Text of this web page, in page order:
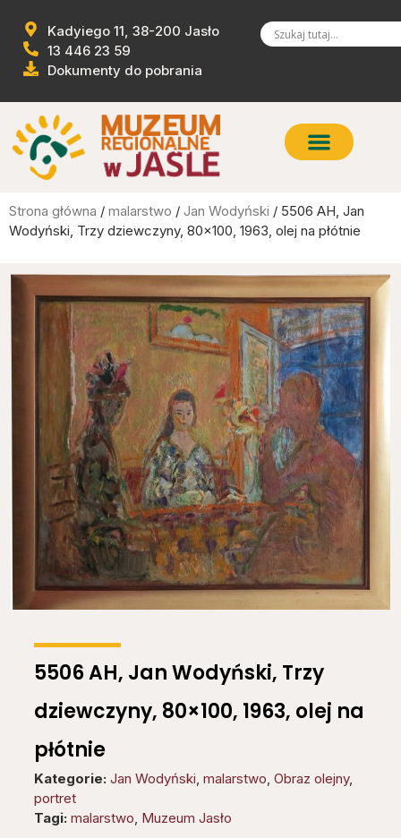
Kadyiego 11, 38-200 Jasło
13 446 23 59
Dokumenty do pobrania
Strona główna / malarstwo / Jan Wodyński / 5506 AH, Jan
Wodyński, Trzy dziewczyny, 80×100, 1963, olej na płótnie
5506 AH, Jan Wodyński, Trzy
dziewczyny, 80×100, 1963, olej na
płótnie
Kategorie: Jan Wodyński, malarstwo, Obraz olejny,
portret
Tagi: malarstwo, Muzeum Jasło